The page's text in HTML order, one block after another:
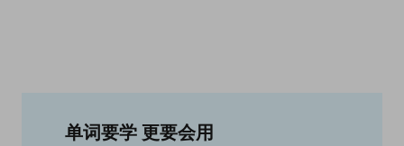
单词要学 更要会用